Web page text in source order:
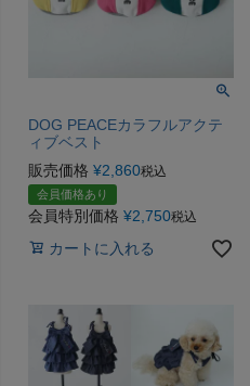
DOG PEACEカラフルアクテ
ィブベスト
販売価格 ¥2,860税込
会員価格あり
会員特別価格 ¥2,750税込
カートに入れる